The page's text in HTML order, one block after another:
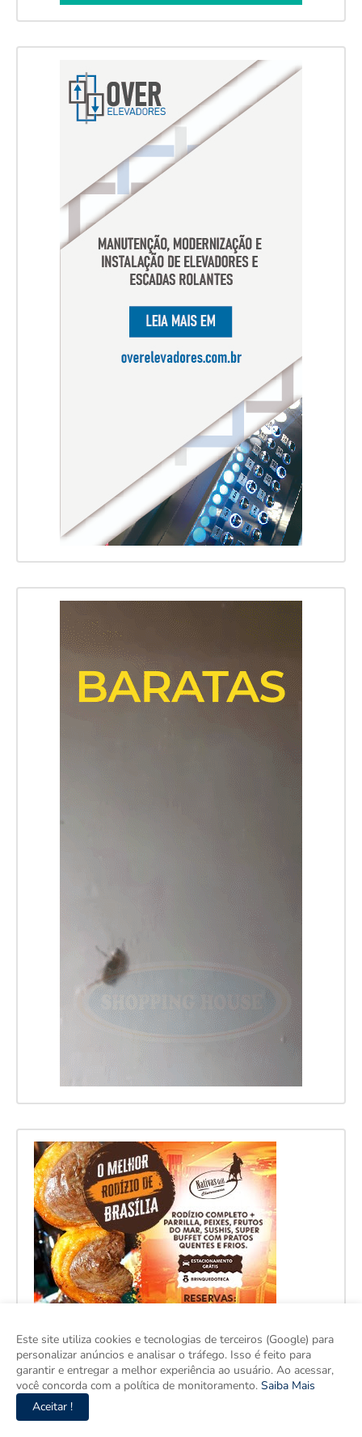
Este site utiliza cookies e tecnologias de terceiros (Google) para
personalizar anúncios e analisar o tráfego. Isso é feito para
garantir e entregar a melhor experiência ao usuário. Ao acessar,
você concorda com a política de monitoramento. Saiba Mais
Aceitar !